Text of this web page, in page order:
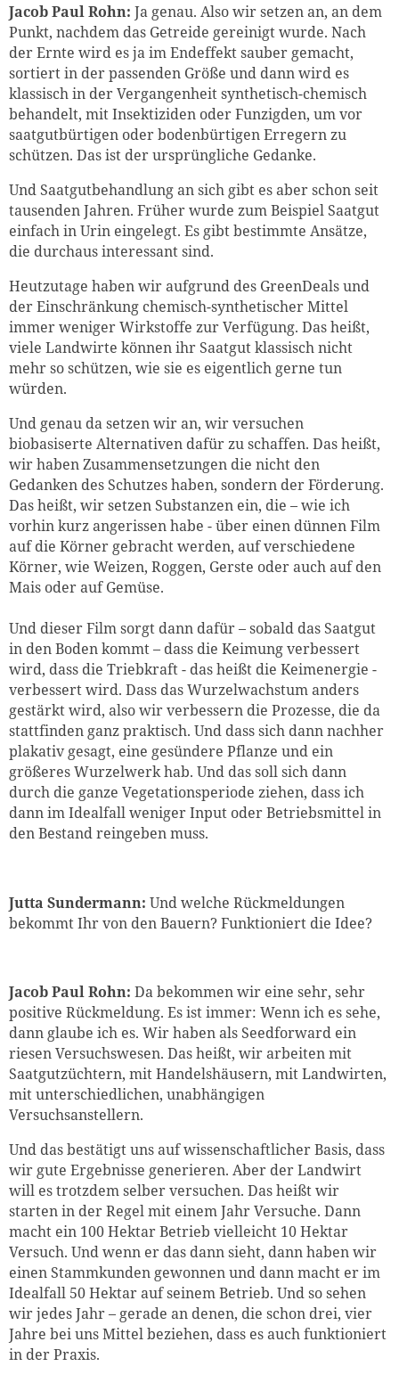
Jacob Paul Rohn: Ja genau. Also wir setzen an, an dem
Punkt, nachdem das Getreide gereinigt wurde. Nach
der Ernte wird es ja im Endeffekt sauber gemacht,
sortiert in der passenden Größe und dann wird es
klassisch in der Vergangenheit synthetisch-chemisch
behandelt, mit Insektiziden oder Funzigden, um vor
saatgutbürtigen oder bodenbürtigen Erregern zu
schützen. Das ist der ursprüngliche Gedanke.
Und Saatgutbehandlung an sich gibt es aber schon seit
tausenden Jahren. Früher wurde zum Beispiel Saatgut
einfach in Urin eingelegt. Es gibt bestimmte Ansätze,
die durchaus interessant sind.
Heutzutage haben wir aufgrund des GreenDeals und
der Einschränkung chemisch-synthetischer Mittel
immer weniger Wirkstoffe zur Verfügung. Das heißt,
viele Landwirte können ihr Saatgut klassisch nicht
mehr so schützen, wie sie es eigentlich gerne tun
würden.
Und genau da setzen wir an, wir versuchen
biobasiserte Alternativen dafür zu schaffen. Das heißt,
wir haben Zusammensetzungen die nicht den
Gedanken des Schutzes haben, sondern der Förderung.
Das heißt, wir setzen Substanzen ein, die – wie ich
vorhin kurz angerissen habe - über einen dünnen Film
auf die Körner gebracht werden, auf verschiedene
Körner, wie Weizen, Roggen, Gerste oder auch auf den
Mais oder auf Gemüse.
Und dieser Film sorgt dann dafür – sobald das Saatgut
in den Boden kommt – dass die Keimung verbessert
wird, dass die Triebkraft - das heißt die Keimenergie -
verbessert wird. Dass das Wurzelwachstum anders
gestärkt wird, also wir verbessern die Prozesse, die da
stattfinden ganz praktisch. Und dass sich dann nachher
plakativ gesagt, eine gesündere Pflanze und ein
größeres Wurzelwerk hab. Und das soll sich dann
durch die ganze Vegetationsperiode ziehen, dass ich
dann im Idealfall weniger Input oder Betriebsmittel in
den Bestand reingeben muss.
Jutta Sundermann: Und welche Rückmeldungen
bekommt Ihr von den Bauern? Funktioniert die Idee?
Jacob Paul Rohn: Da bekommen wir eine sehr, sehr
positive Rückmeldung. Es ist immer: Wenn ich es sehe,
dann glaube ich es. Wir haben als Seedforward ein
riesen Versuchswesen. Das heißt, wir arbeiten mit
Saatgutzüchtern, mit Handelshäusern, mit Landwirten,
mit unterschiedlichen, unabhängigen
Versuchsanstellern.
Und das bestätigt uns auf wissenschaftlicher Basis, dass
wir gute Ergebnisse generieren. Aber der Landwirt
will es trotzdem selber versuchen. Das heißt wir
starten in der Regel mit einem Jahr Versuche. Dann
macht ein 100 Hektar Betrieb vielleicht 10 Hektar
Versuch. Und wenn er das dann sieht, dann haben wir
einen Stammkunden gewonnen und dann macht er im
Idealfall 50 Hektar auf seinem Betrieb. Und so sehen
wir jedes Jahr – gerade an denen, die schon drei, vier
Jahre bei uns Mittel beziehen, dass es auch funktioniert
in der Praxis.